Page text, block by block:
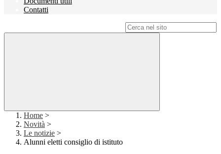
Contatti
Home >
Novità >
Le notizie >
Alunni eletti consiglio di istituto